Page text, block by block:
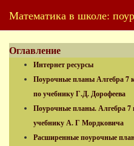
Математика в школе:
Оглавление
Интернет ресурсы
Поурочные планы Алгебра 7
по учебнику Г.Д. Дорофеева
Поурочные планы. Алгебра 7
учебнику А. Г Мордковича
Расширенные поурочные